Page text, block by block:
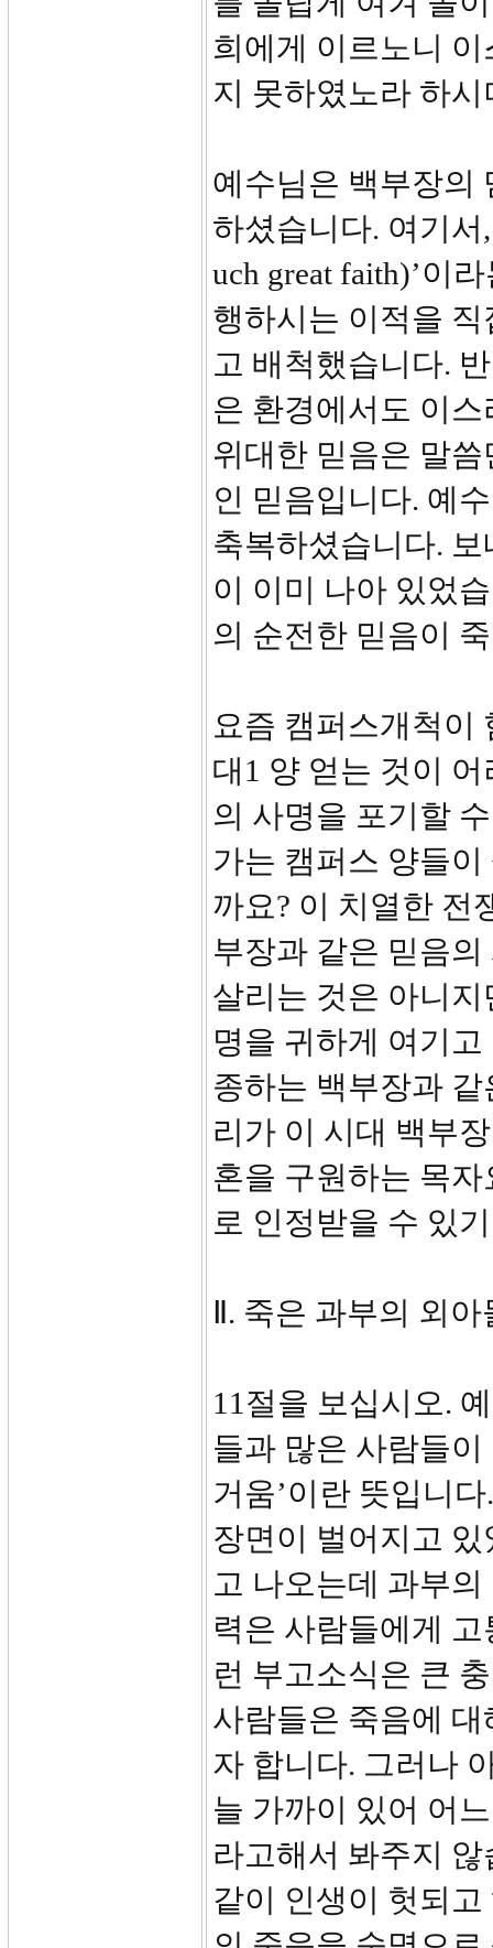
희에게 이르노니
지 못하였노라 하시
예수님은 백부장의
하셨습니다. 여기서
uch great faith)’이
행하시는 이적을
고 배척했습니다.
은 환경에서도 이
위대한 믿음은 말
인 믿음입니다. 예
축복하셨습니다.
이 이미 나아 있었
의 순전한 믿음이
요즘 캠퍼스개척이
대1 양 얻는 것이
의 사명을 포기할
가는 캠퍼스 양들
까요? 이 치열한 전
부장과 같은 믿음
살리는 것은 아니
명을 귀하게 여기
종하는 백부장과
리가 이 시대 백부
혼을 구원하는 목
로 인정받을 수 있
Ⅱ. 죽은 과부의 외
11절을 보십시오.
들과 많은 사람들이
거움’이란 뜻입니
장면이 벌어지고
고 나오는데 과부
력은 사람들에게
런 부고소식은 큰
사람들은 죽음에
자 합니다. 그러나
늘 가까이 있어 어
라고해서 봐주지
같이 인생이 헛되